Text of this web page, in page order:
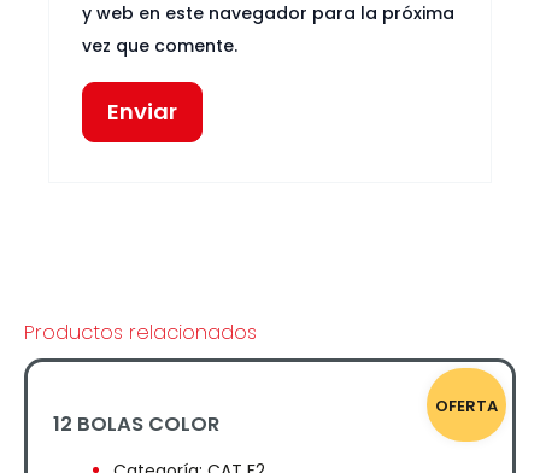
y web en este navegador para la próxima
vez que comente.
Productos relacionados
OFERTA
12 BOLAS COLOR